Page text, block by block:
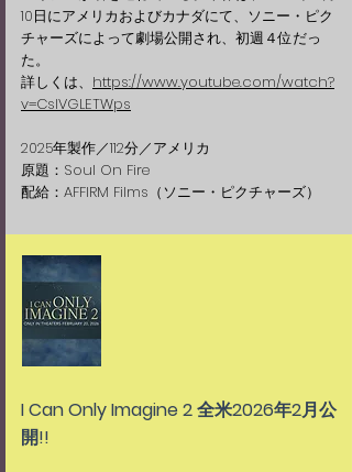
10日にアメリカおよびカナダにて、ソニー・ピク
チャーズによって劇場公開され、初週４位だっ
た。
詳しくは、 https://www.youtube.com/watch?
v=CslVGLETWps
2025年製作／112分／アメリカ
原題：Soul On Fire
配給：AFFIRM Films（ソニー・ピクチャーズ）
I Can Only Imagine 2 全米2026年2月公
開!!